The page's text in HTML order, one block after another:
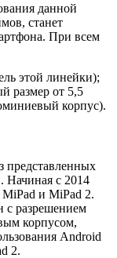
данной
станет
При всем
этой линейки);
размер от 5,5
корпус).
представленных
Начиная с 2014
MiPad и MiPad 2.
разрешением
корпусом,
Android
2.